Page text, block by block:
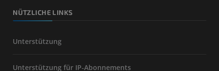
NÜTZLICHE LINKS
Unterstützung
Unterstützung für IP-Abonnements